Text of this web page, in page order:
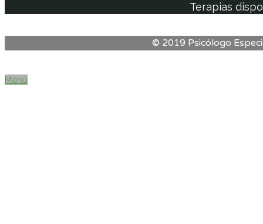
Terapias
© 2019 Psicólogo
Menú